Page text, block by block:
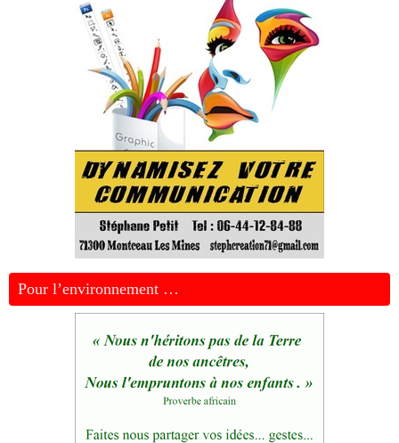
Pour l’environnement …